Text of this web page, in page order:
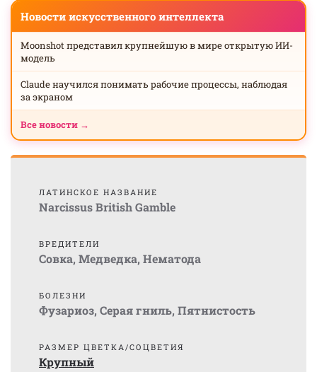
Новости искусственного интеллекта
Moonshot представил крупнейшую в мире открытую ИИ-
модель
Claude научился понимать рабочие процессы, наблюдая
за экраном
Все новости →
ЛАТИНСКОЕ НАЗВАНИЕ
Narcissus British Gamble
ВРЕДИТЕЛИ
Совка, Медведка, Нематода
БОЛЕЗНИ
Фузариоз, Серая гниль, Пятнистость
РАЗМЕР ЦВЕТКА/СОЦВЕТИЯ
Крупный